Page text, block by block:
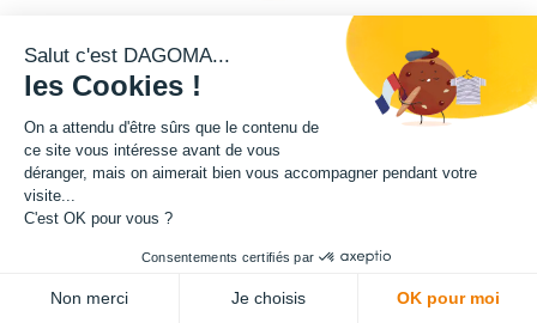
Cette bobine de filament de la teinte Pantone 13-1009 TPG fait partie de
dans sa composition, ce filament présente une exceptionnelle qualité en
terme de robustesse. Rigidité, résistance au choc, résistance aux effets
Salut c'est DAGOMA...
les Cookies !
On a attendu d'être sûrs que le contenu de
ce site vous intéresse avant de vous
déranger, mais on aimerait bien vous accompagner pendant votre
visite...
C'est OK pour vous ?
Consentements certifiés par
Non merci Je choisis OK pour moi